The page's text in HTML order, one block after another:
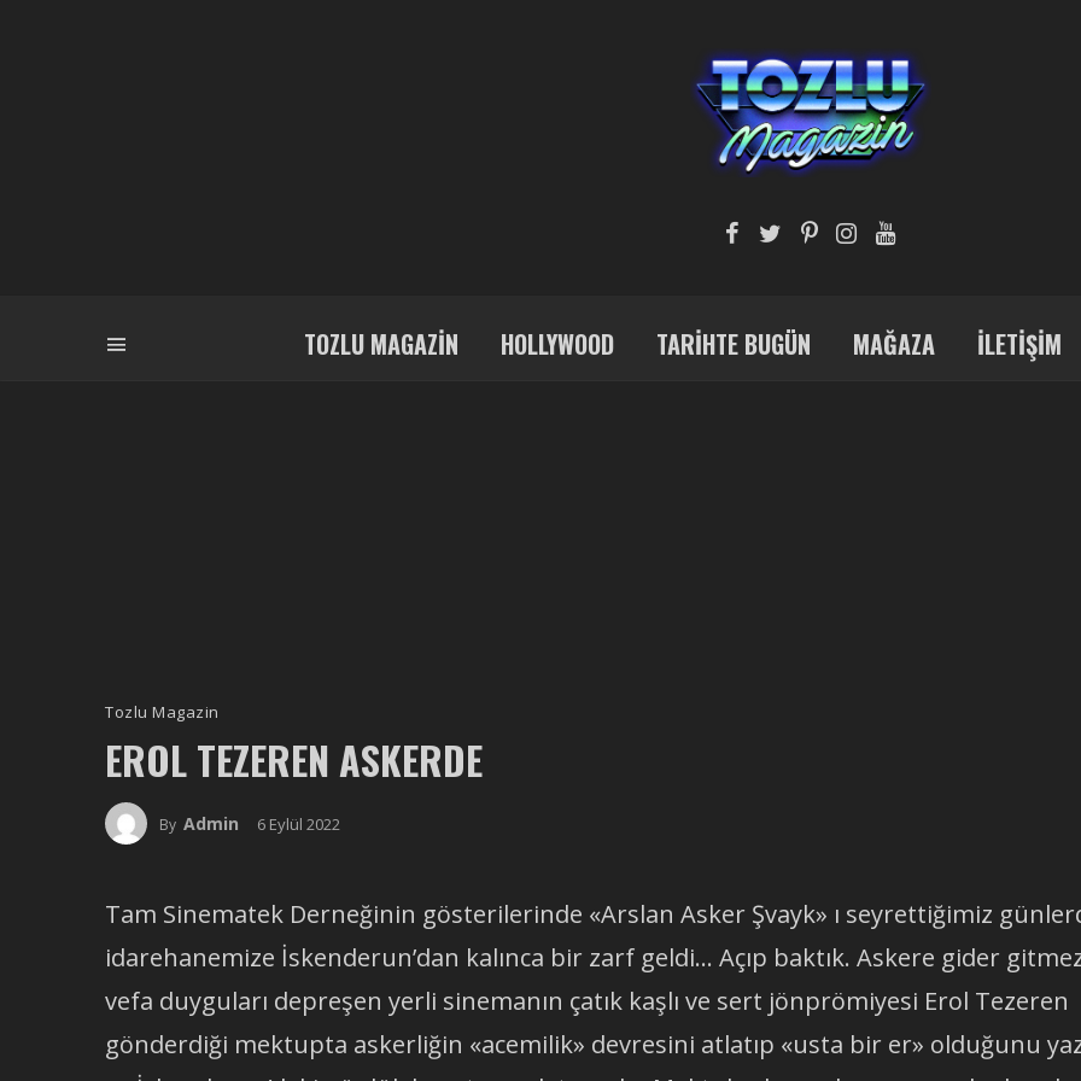
TOZLU MAGAZIN HOLLYWOOD TARIHTE BUGÜN MAĞAZA İLETIŞIM
Tozlu Magazin
EROL TEZEREN ASKERDE
By Admin 6 Eylül 2022
Tam Sinematek Derneğinin gösterilerinde «Arslan Asker Şvayk» ı seyrettiğimiz
idarehanemize İskenderun’dan kalınca bir zarf geldi… Açıp baktık. Askere gider
vefa duyguları depreşen yerli sinemanın çatık kaşlı ve sert jönprömiyesi Erol Tezeren
gönderdiği mektupta askerliğin «acemilik» devresini atlatıp «usta bir er» olduğunu